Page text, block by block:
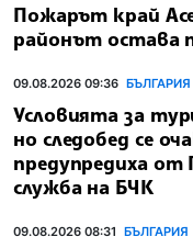
Пожарът край
районът остава
09.08.2026 09:36 БЪЛГАРИЯ
Условията за
но следобед се
предупредиха от
служба на БЧК
09.08.2026 08:31 БЪЛГАРИЯ